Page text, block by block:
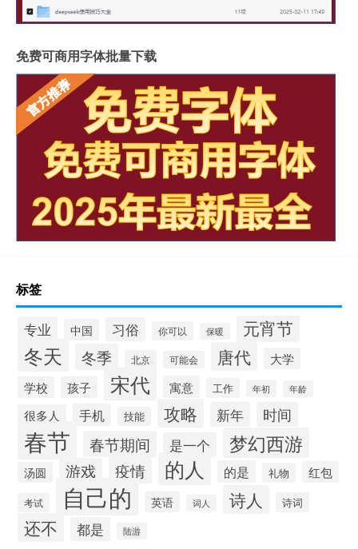
免费可商用字体批量下载
标签
专业 中国 习俗 你可以 保暖 元宵节
冬天 冬季 北京 可能会 唐代
大学
学校
孩子 宋代 寓意 工作 年初 年龄
很多人 手机 技能 攻略 新年 时间
春节 春节期间 是一个 梦幻西游
汤圆 游戏 疫情 的人 的是 礼物 红包
考试 自己的 英语 词人 诗人 诗词
还不 都是 陆游